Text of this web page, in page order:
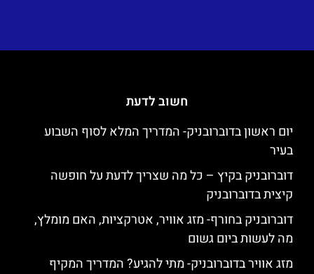
חשוב לדעת
יום ראשון בדוברובניק- המדריך המלא לסוף השבוע
בעיר
דוברובניק בקיץ – כל מה שצריך לדעת על חופשה
קיצית בדוברובניק
דוברובניק בחורף- מזג אוויר, אטרקציות, האם מומלץ,
מה לעשות ביום גשום
מזג אוויר בדוברובניק- מתי להגיע? המדריך המקיף